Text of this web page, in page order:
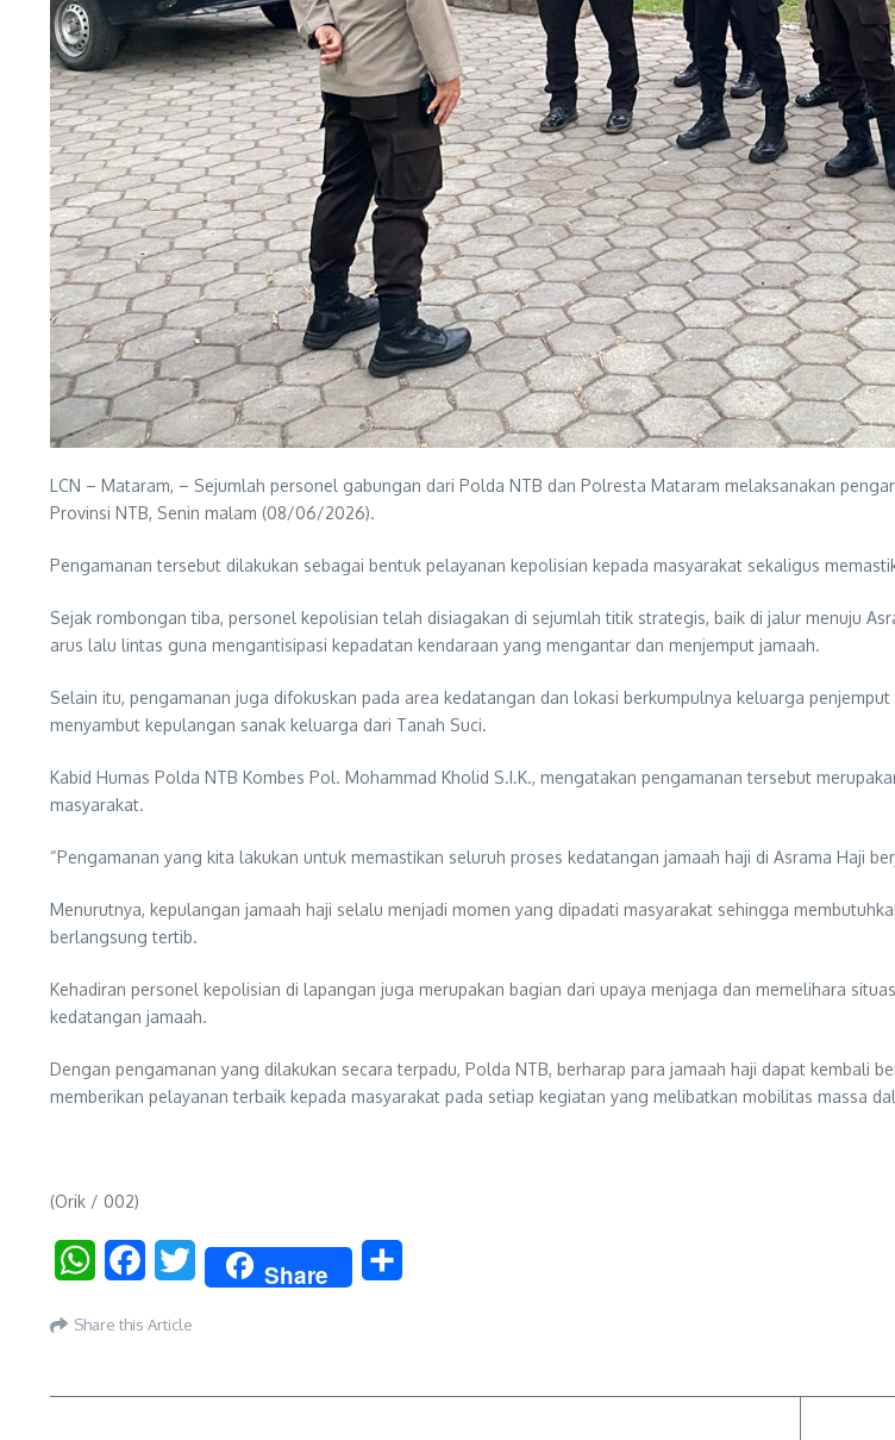
LCN – Mataram, – Sejumlah personel gabungan dari Polda NTB dan Polresta Mataram melaksanakan
Provinsi NTB, Senin malam (08/06/2026).
Pengamanan tersebut dilakukan sebagai bentuk pelayanan kepolisian kepada masyarakat sekaligus
Sejak rombongan tiba, personel kepolisian telah disiagakan di sejumlah titik strategis, baik di jalur menuju
arus lalu lintas guna mengantisipasi kepadatan kendaraan yang mengantar dan menjemput jamaah.
Selain itu, pengamanan juga difokuskan pada area kedatangan dan lokasi berkumpulnya keluarga
menyambut kepulangan sanak keluarga dari Tanah Suci.
Kabid Humas Polda NTB Kombes Pol. Mohammad Kholid S.I.K., mengatakan pengamanan tersebut
masyarakat.
“Pengamanan yang kita lakukan untuk memastikan seluruh proses kedatangan jamaah haji di Asrama Haji
Menurutnya, kepulangan jamaah haji selalu menjadi momen yang dipadati masyarakat sehingga
berlangsung tertib.
Kehadiran personel kepolisian di lapangan juga merupakan bagian dari upaya menjaga dan memelihara
kedatangan jamaah.
Dengan pengamanan yang dilakukan secara terpadu, Polda NTB, berharap para jamaah haji dapat kembali
memberikan pelayanan terbaik kepada masyarakat pada setiap kegiatan yang melibatkan mobilitas massa
(Orik / 002)
WhatsAppFacebookTwitter Share
Share this Article